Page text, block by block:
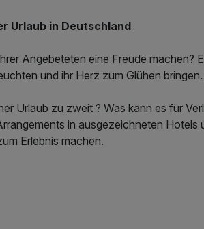
Urlaub in Deutschland
Angebeteten eine Freude machen?
und ihr Herz zum Glühen bringen.
Urlaub zu zweit ? Was kann es für
in ausgezeichneten
Erlebnis machen.